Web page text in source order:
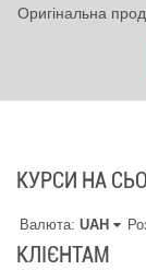
Оригінальна
КУРСИ НА
Валюта: UAH
КЛІЄНТАМ